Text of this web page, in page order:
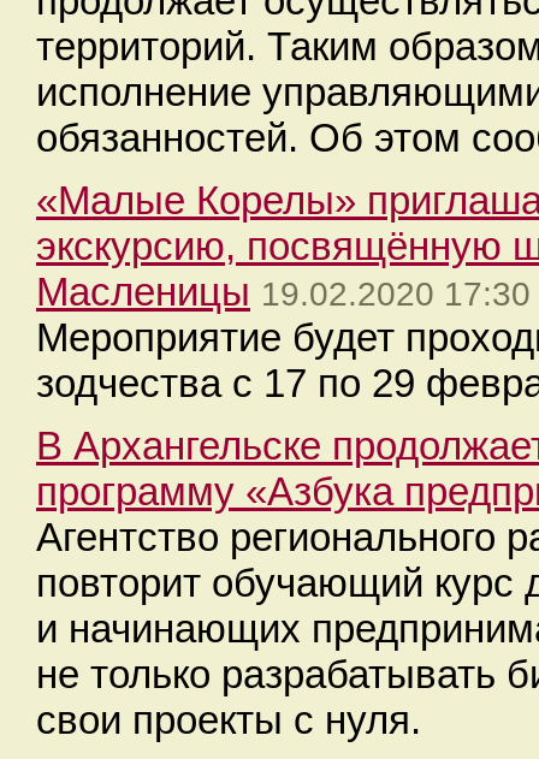
территорий. Таким
исполнение
обязанностей. Об этом
«Малые Корелы»
экскурсию, посвящённую
Масленицы 19.02.2020 17:30
Мероприятие будет
зодчества с 17 по 29
В Архангельске
программу «Азбука
Агентство регионального
повторит обучающий курс
и начинающих
не только разрабатывать
свои проекты с нуля.